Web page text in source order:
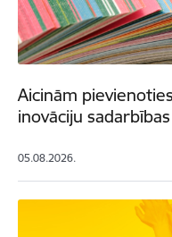
Aicinām
inovāciju
05.08.2026.